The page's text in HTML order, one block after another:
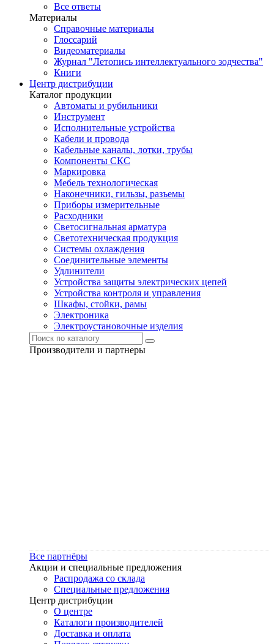
Все ответы
Материалы
Справочные материалы
Глоссарий
Видеоматериалы
Журнал "Летопись интеллектуального зодчества"
Книги
Центр дистрибуции
Каталог продукции
Автоматы и рубильники
Инструмент
Исполнительные устройства
Кабели и провода
Кабельные каналы, лотки, трубы
Компоненты СКС
Маркировка
Мебель технологическая
Наконечники, гильзы, разъемы
Приборы измерительные
Расходники
Светосигнальная арматура
Светотехническая продукция
Системы охлаждения
Соединительные элементы
Удлинители
Устройства защиты электрических цепей
Устройства контроля и управления
Шкафы, стойки, рамы
Электроника
Электроустановочные изделия
Производители и партнеры
Все партнёры
Акции и специальные предложения
Распродажа со склада
Специальные предложения
Центр дистрибуции
О центре
Каталоги производителей
Доставка и оплата